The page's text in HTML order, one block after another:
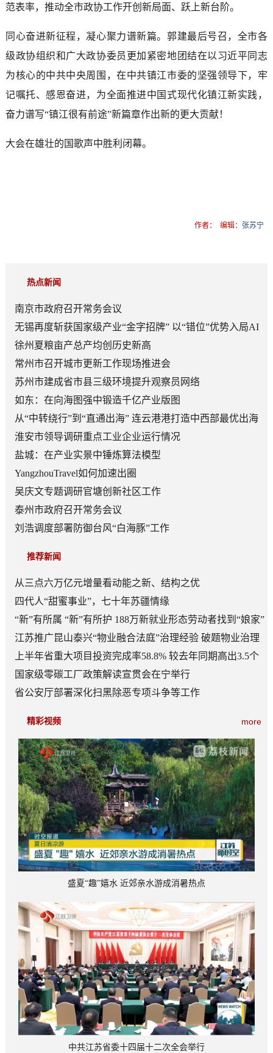
范表率，推动全市政协工作开创新局面、跃上新台阶。
同心奋进新征程，凝心聚力谱新篇。郭建最后号召，全市各
级政协组织和广大政协委员更加紧密地团结在以习近平同志
为核心的中共中央周围，在中共镇江市委的坚强领导下，牢
记嘱托、感恩奋进，为全面推进中国式现代化镇江新实践，
奋力谱写“镇江很有前途”新篇章作出新的更大贡献！
大会在雄壮的国歌声中胜利闭幕。
作者： 编辑： 张苏宁
热点新闻
南京市政府召开常务会议
无锡再度斩获国家级产业“金字招牌” 以“错位”优势入局AI
顶层赛道
徐州夏粮亩产总产均创历史新高
常州市召开城市更新工作现场推进会
苏州市建成省市县三级环境提升观察员网络
如东：在向海图强中锻造千亿产业版图
从“中转绕行”到“直通出海” 连云港港打造中西部最优出海
口
淮安市领导调研重点工业企业运行情况
盐城：在产业实景中锤炼算法模型
YangzhouTravel如何加速出圈
吴庆文专题调研官塘创新社区工作
泰州市政府召开常务会议
刘浩调度部署防御台风“白海豚”工作
推荐新闻
从三点六万亿元增量看动能之新、结构之优
四代人“甜蜜事业”，七十年苏疆情缘
“新”有所属 “新”有所护 188万新就业形态劳动者找到“娘家”
江苏推广昆山泰兴“物业融合法庭”治理经验 破题物业治理
“老大难”
上半年省重大项目投资完成率58.8% 较去年同期高出3.5个
百分点
国家级零碳工厂政策解读宣贯会在宁举行
省公安厅部署深化扫黑除恶专项斗争等工作
more
精彩视频
盛夏“趣”嬉水 近郊亲水游成消暑热点
中共江苏省委十四届十二次全会举行